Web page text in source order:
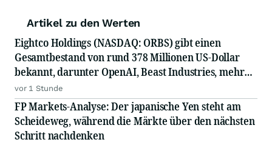
Artikel zu den Werten
Eightco Holdings (NASDAQ: ORBS) gibt einen
Gesamtbestand von rund 378 Millionen US-Dollar
bekannt, darunter OpenAI, Beast Industries, mehr
als 16.000 ETH und fast 302 Millionen WLD-Token
vor 1 Stunde
FP Markets-Analyse: Der japanische Yen steht am
Scheideweg, während die Märkte über den nächsten
Schritt nachdenken